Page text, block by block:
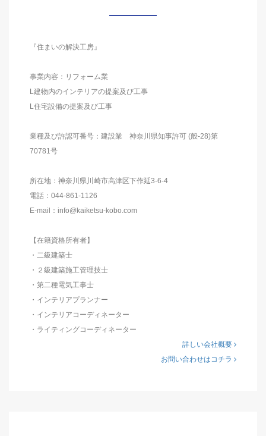
『住まいの解決工房』
事業内容：リフォーム業
L建物内のインテリアの提案及び工事
L住宅設備の提案及び工事
業種及び許認可番号：建設業 神奈川県知事許可 (般-28)第
70781号
所在地：神奈川県川崎市高津区下作延3-6-4
電話：044-861-1126
E-mail：info@kaiketsu-kobo.com
【在籍資格所有者】
・二級建築士
・２級建築施工管理技士
・第二種電気工事士
・インテリアプランナー
・インテリアコーディネーター
・ライティングコーディネーター
詳しい会社概要
お問い合わせはコチラ